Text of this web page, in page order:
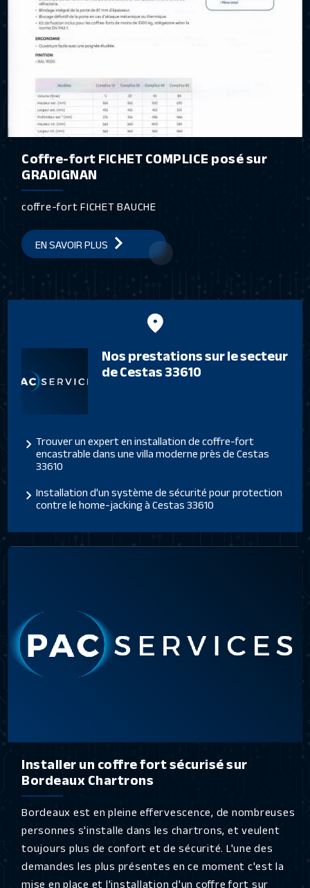
Coffre-fort FICHET COMPLICE posé sur
GRADIGNAN
coffre-fort FICHET BAUCHE
EN SAVOIR PLUS
Nos prestations sur le secteur
de Cestas 33610
Trouver un expert en installation de coffre-fort
encastrable dans une villa moderne près de Cestas
33610
Installation d'un système de sécurité pour protection
contre le home-jacking à Cestas 33610
Installer un coffre fort sécurisé sur
Bordeaux Chartrons
Bordeaux est en pleine effervescence, de nombreuses
personnes s'installe dans les chartrons, et veulent
toujours plus de confort et de sécurité. L'une des
demandes les plus présentes en ce moment c'est la